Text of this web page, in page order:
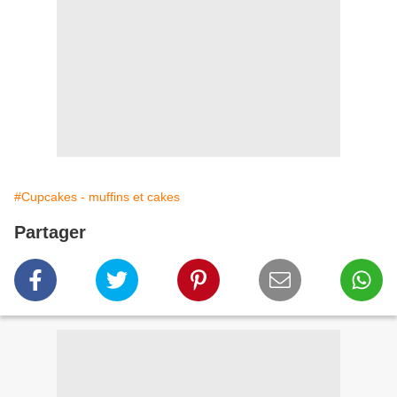
#Cupcakes - muffins et cakes
Partager